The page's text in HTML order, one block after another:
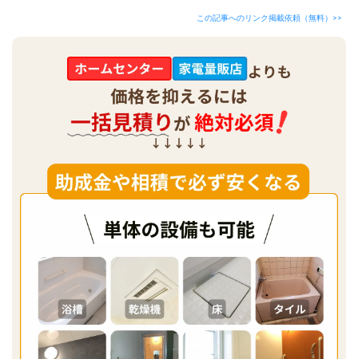
この記事へのリンク掲載依頼（無料）>>